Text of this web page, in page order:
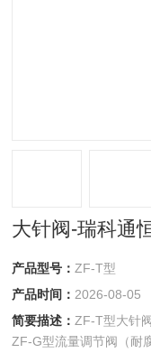
大针阀-瑞科通
产品型号： ZF-T型
产品时间： 2026-08-05
简要描述： ZF-T型大针
ZF-G型流量调节阀（耐